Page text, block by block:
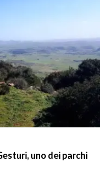
uno dei parchi